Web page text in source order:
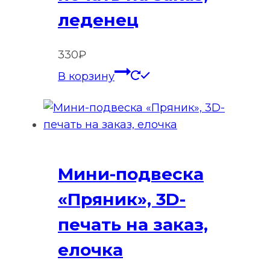
леденец
330₽
В корзину
Мини-подвеска
«Пряник», 3D-
печать на заказ,
елочка